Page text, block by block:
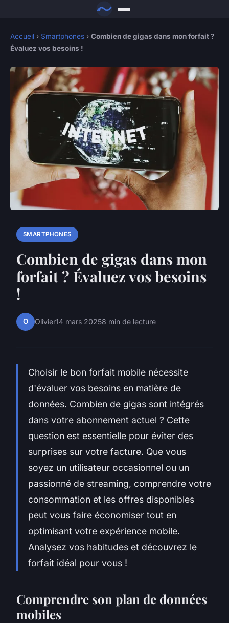
Accueil › Smartphones › Combien de gigas dans mon forfait ?
Évaluez vos besoins !
SMARTPHONES
Combien de gigas dans mon
forfait ? Évaluez vos besoins
!
O Olivier14 mars 20258 min de lecture
Choisir le bon forfait mobile nécessite
d'évaluer vos besoins en matière de
données. Combien de gigas sont intégrés
dans votre abonnement actuel ? Cette
question est essentielle pour éviter des
surprises sur votre facture. Que vous
soyez un utilisateur occasionnel ou un
passionné de streaming, comprendre votre
consommation et les offres disponibles
peut vous faire économiser tout en
optimisant votre expérience mobile.
Analysez vos habitudes et découvrez le
forfait idéal pour vous !
Comprendre son plan de données
mobiles